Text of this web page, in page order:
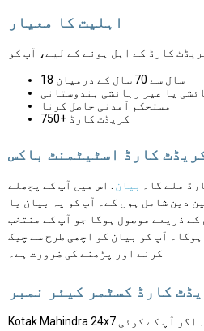
اہلیت کا معیار
18 سال سے 70 سال کے درمیان
مستحکم آمدنی حاصل کرنا
750+ کریڈٹ کارڈ
کارڈ اسٹیٹمنٹ باکس
ملے گا۔ بیان
. اس میں آپ کے پچھلے
دین شامل ہوں گے۔ آپ کو یہ بیان یا
ذریعے موصول ہوگا جو آپ کے منتخب
آپ کو بیان کو اچھی طرح سے چیک
کرنے اور پڑھنے کی ضرورت ہے۔
کارڈ کسٹمر کیئر نمبر
Kotak Mahindra 24x7 ہیلپ لائن فراہم کرتا ہے۔ اگر آپ کے کوئی